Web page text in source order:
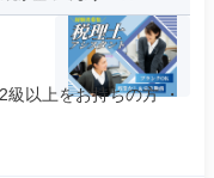
以上をお持ちの方 ・